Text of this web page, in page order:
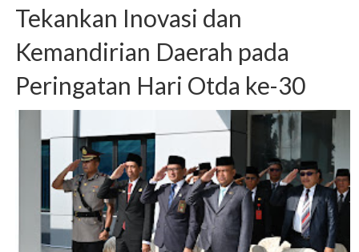
Tekankan Inovasi dan
Kemandirian Daerah pada
Peringatan Hari Otda ke-30